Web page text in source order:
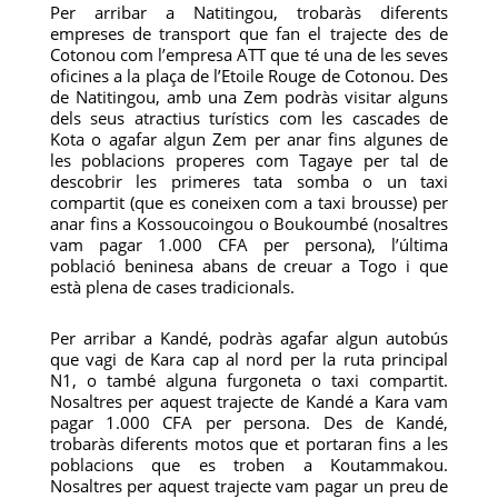
Per arribar a Natitingou, trobaràs diferents
empreses de transport que fan el trajecte des de
Cotonou com l’empresa ATT que té una de les seves
oficines a la plaça de l’Etoile Rouge de Cotonou. Des
de Natitingou, amb una Zem podràs visitar alguns
dels seus atractius turístics com les cascades de
Kota o agafar algun Zem per anar fins algunes de
les poblacions properes com Tagaye per tal de
descobrir les primeres tata somba o un taxi
compartit (que es coneixen com a taxi brousse) per
anar fins a Kossoucoingou o Boukoumbé (nosaltres
vam pagar 1.000 CFA per persona), l’última
població beninesa abans de creuar a Togo i que
està plena de cases tradicionals.
Per arribar a Kandé, podràs agafar algun autobús
que vagi de Kara cap al nord per la ruta principal
N1, o també alguna furgoneta o taxi compartit.
Nosaltres per aquest trajecte de Kandé a Kara vam
pagar 1.000 CFA per persona. Des de Kandé,
trobaràs diferents motos que et portaran fins a les
poblacions que es troben a Koutammakou.
Nosaltres per aquest trajecte vam pagar un preu de